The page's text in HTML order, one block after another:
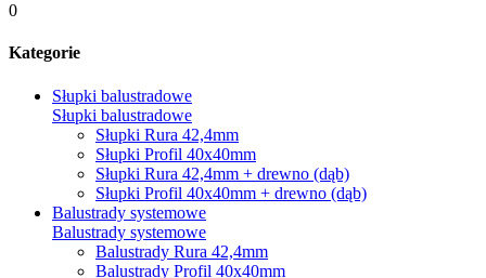
0
Kategorie
Słupki balustradowe
Słupki balustradowe
Słupki Rura 42,4mm
Słupki Profil 40x40mm
Słupki Rura 42,4mm + drewno (dąb)
Słupki Profil 40x40mm + drewno (dąb)
Balustrady systemowe
Balustrady systemowe
Balustrady Rura 42,4mm
Balustrady Profil 40x40mm